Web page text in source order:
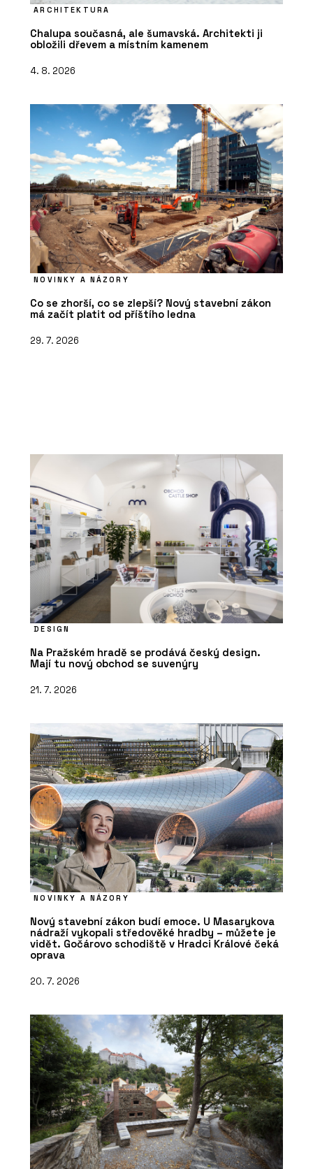
ARCHITEKTURA
Chalupa současná, ale šumavská. Architekti ji
obložili dřevem a místním kamenem
4. 8. 2026
NOVINKY A NÁZORY
Co se zhorší, co se zlepší? Nový stavební zákon
má začít platit od příštího ledna
29. 7. 2026
DESIGN
Na Pražském hradě se prodává český design.
Mají tu nový obchod se suvenýry
21. 7. 2026
NOVINKY A NÁZORY
Nový stavební zákon budí emoce. U Masarykova
nádraží vykopali středověké hradby – můžete je
vidět. Gočárovo schodiště v Hradci Králové čeká
oprava
20. 7. 2026